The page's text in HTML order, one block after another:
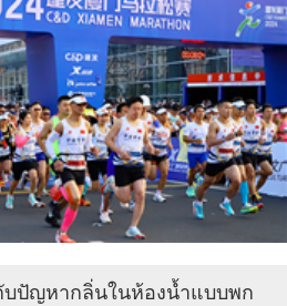
บปัญหากลิ่นในห้องน้ำแบบพก